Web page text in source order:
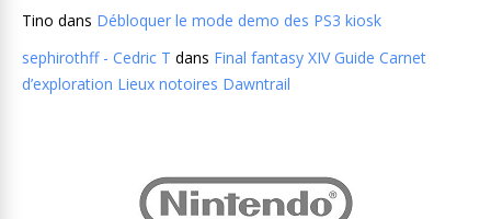
Tino dans Débloquer le mode demo des PS3 kiosk
sephirothff - Cedric T dans Final fantasy XIV Guide Carnet
d’exploration Lieux notoires Dawntrail